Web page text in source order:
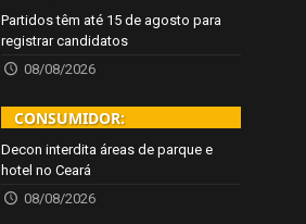
Partidos têm até 15 de agosto para
registrar candidatos
08/08/2026
CONSUMIDOR:
Decon interdita áreas de parque e
hotel no Ceará
08/08/2026